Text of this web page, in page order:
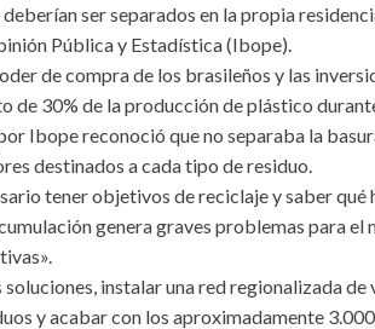
ser separados en la propia
Pública y Estadística (Ibope).
de compra de los brasileños y las
de 30% de la producción de plástico
Ibope reconoció que no separaba la
destinados a cada tipo de residuo.
tener objetivos de reciclaje y saber qué
genera graves problemas para el
soluciones, instalar una red regionalizada
y acabar con los aproximadamente